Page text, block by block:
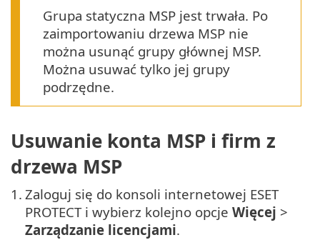
Grupa statyczna MSP jest trwała. Po
zaimportowaniu drzewa MSP nie
można usunąć grupy głównej MSP.
Można usuwać tylko jej grupy
podrzędne.
Usuwanie konta MSP i firm z
drzewa MSP
1. Zaloguj się do konsoli internetowej ESET
PROTECT i wybierz kolejno opcje Więcej >
Zarządzanie licencjami.